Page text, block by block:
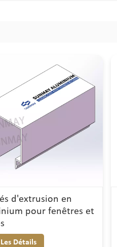
d'extrusion en
pour fenêtres et
Détails